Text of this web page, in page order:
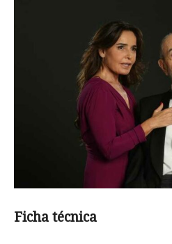
Ficha técnica